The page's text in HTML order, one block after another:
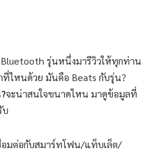
รุ่นหนึ่งมารีวิวให้ทุกท่าน
ที่ไหนด้วย มันคือ Beats กับรุ่น?
จะน่าสนใจขนาดไหน มาดูข้อมูลที่
บ
มต่อกับสมาร์ทโฟน/แท็บเล็ต/